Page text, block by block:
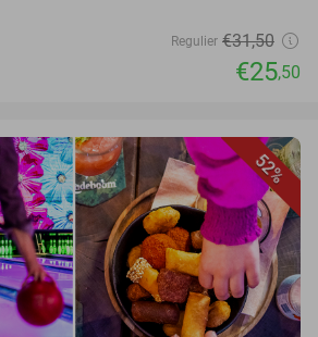
Regulier €31,50
€25,50
52%